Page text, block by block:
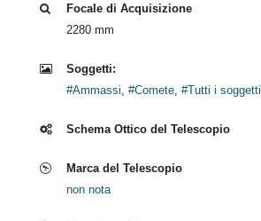
Focale di Acquisizione
2280 mm
Soggetti:
#Ammassi #Comete #Tutti i soggetti
Schema Ottico del Telescopio
Marca del Telescopio
non nota